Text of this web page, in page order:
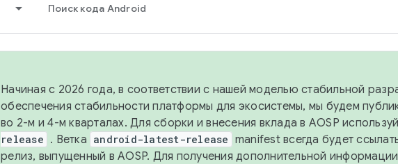
Поиск кода Android
Начиная с 2026 года, в соответствии с нашей моделью стабильной
обеспечения стабильности платформы для экосистемы, мы будем
во 2-м и 4-м кварталах. Для сборки и внесения вклада в AOSP
release . Ветка android-latest-release manifest всегда будет
релиз, выпущенный в AOSP. Для получения дополнительной